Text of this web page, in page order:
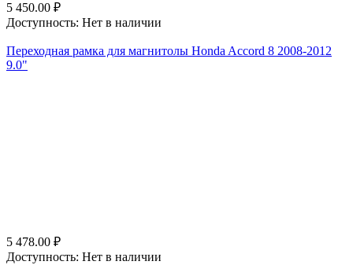
5 450.00 ₽
Доступность: Нет в наличии
Переходная рамка для магнитолы Honda Accord 8 2008-2012
9.0"
5 478.00 ₽
Доступность: Нет в наличии